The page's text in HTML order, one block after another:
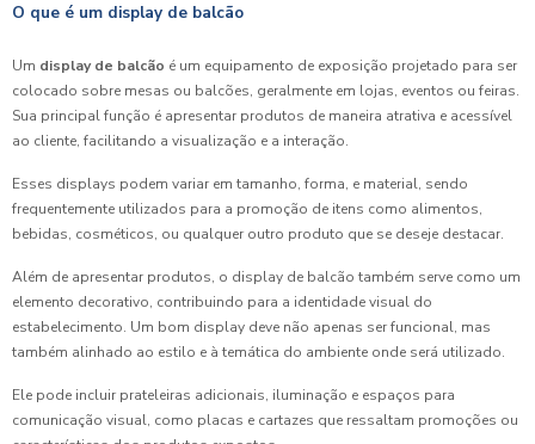
O que é um display de balcão
Um display de balcão é um equipamento de exposição projetado para ser
colocado sobre mesas ou balcões, geralmente em lojas, eventos ou feiras.
Sua principal função é apresentar produtos de maneira atrativa e acessível
ao cliente, facilitando a visualização e a interação.
Esses displays podem variar em tamanho, forma, e material, sendo
frequentemente utilizados para a promoção de itens como alimentos,
bebidas, cosméticos, ou qualquer outro produto que se deseje destacar.
Além de apresentar produtos, o display de balcão também serve como um
elemento decorativo, contribuindo para a identidade visual do
estabelecimento. Um bom display deve não apenas ser funcional, mas
também alinhado ao estilo e à temática do ambiente onde será utilizado.
Ele pode incluir prateleiras adicionais, iluminação e espaços para
comunicação visual, como placas e cartazes que ressaltam promoções ou